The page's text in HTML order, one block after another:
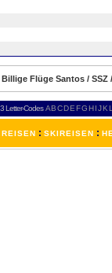
Billige Flüge Santos /
3 Letter-Codes ABCDEFGH IJKL
: SKIREISEN :